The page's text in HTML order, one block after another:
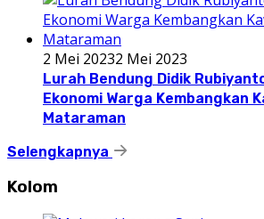
2 Mei 20232 Mei 2023
Lurah Bendung Didik
Ekonomi Warga Kembangkan
Mataraman
Selengkapnya
Kolom